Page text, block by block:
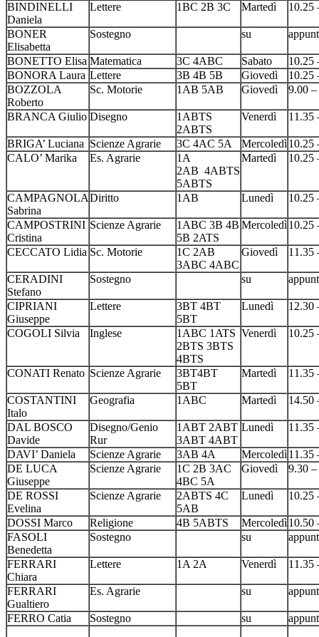
BINDINELLI
Daniela
Lettere 1BC 2B 3C Martedì 10.25
BONER
Elisabetta
Sostegno su
BONETTO Elisa Matematica 3C 4ABC Sabato
10.25
BONORA Laura Lettere 3B 4B 5B Giovedì
10.25
BOZZOLA
Roberto
Sc. Motorie 1AB 5AB Giovedì 9.00
BRANCA Giulio Disegno
1ABTS
2ABTS
Venerdì 11.35
BRIGA’ Luciana Scienze Agrarie 3C 4AC 5A Mercoledì10.25
CALO’ Marika
Es. Agrarie
1A
2AB 4ABTS
5ABTS
Martedì 10.25
CAMPAGNOLA
Sabrina
Diritto 1AB Lunedì 10.25
CAMPOSTRINI
Cristina
Scienze Agrarie
1ABC 3B 4B
5B 2ATS
Mercoledì10.25
CECCATO Lidia Sc. Motorie
1C 2AB
3ABC 4ABC
Giovedì 11.35
CERADINI
Stefano
Sostegno su
CIPRIANI
Giuseppe
Lettere
3BT 4BT
5BT
Lunedì 12.30
COGOLI Silvia Inglese
1ABC 1ATS
2BTS 3BTS
4BTS
Venerdì 10.25
CONATI Renato Scienze Agrarie
3BT4BT
5BT
Martedì 11.35
COSTANTINI
Italo
Geografia 1ABC Martedì 14.50
DAL BOSCO
Davide
Disegno/Genio
Rur
1ABT 2ABT
3ABT 4ABT
Lunedì 11.35
DAVI’ Daniela Scienze Agrarie 3AB 4A Mercoledì11.35
DE LUCA
Giuseppe
Scienze Agrarie
1C 2B 3AC
4BC 5A
Giovedì 9.30
DE ROSSI
Evelina
Scienze Agrarie
2ABTS 4C
5AB
Lunedì 10.25
DOSSI Marco Religione 4B 5ABTS Mercoledì10.50
FASOLI
Benedetta
Sostegno su
FERRARI
Chiara
Lettere 1A 2A Venerdì 11.35
FERRARI
Gualtiero
Es. Agrarie su
FERRO Catia Sostegno su